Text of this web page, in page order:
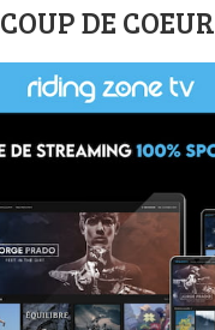
COUP DE COEUR